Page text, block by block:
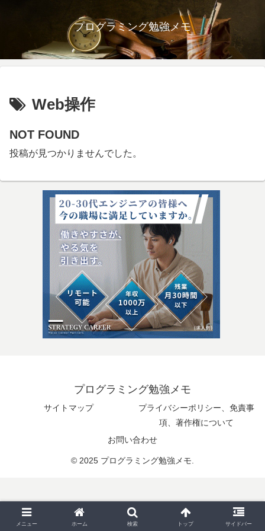
プログラミング勉強メモ
Web操作
NOT FOUND
投稿が見つかりませんでした。
プログラミング勉強メモ
サイトマップ
プライバシーポリシー、免責事
項、著作権について
お問い合わせ
© 2025 プログラミング勉強メモ.
メニュー ホーム 検索 トップ サイドバー